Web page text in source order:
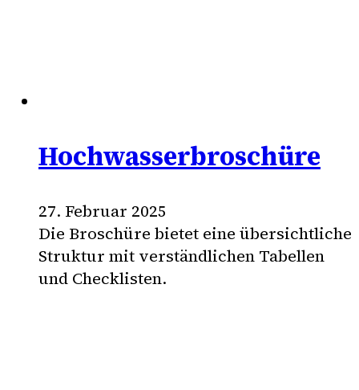
Hochwasserbroschüre
27. Februar 2025
Die Broschüre bietet eine übersichtliche
Struktur mit verständlichen Tabellen
und Checklisten.